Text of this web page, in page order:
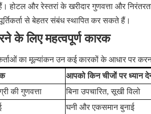
होटल और रेस्तरां के खरीदार गुणवत्ता और
से बेहतर संबंध स्थापित कर सकते हैं।
के लिए महत्वपूर्ण कारक
का मूल्यांकन उन कई कारकों के आधार पर
आपको किन चीजों पर ध्यान
की गुणवत्ता
बिना उपचारित, सूखी विलो
घनी और एकसमान बुनाई